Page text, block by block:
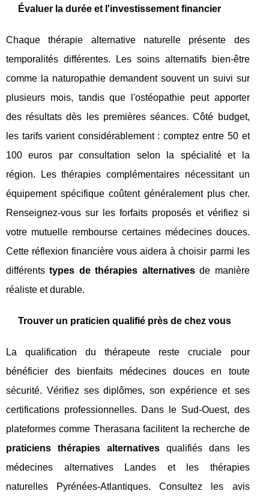
Évaluer la durée et l'investissement financier
Chaque thérapie alternative naturelle présente des
temporalités différentes. Les soins alternatifs bien-être
comme la naturopathie demandent souvent un suivi sur
plusieurs mois, tandis que l'ostéopathie peut apporter
des résultats dès les premières séances. Côté budget,
les tarifs varient considérablement : comptez entre 50 et
100 euros par consultation selon la spécialité et la
région. Les thérapies complémentaires nécessitant un
équipement spécifique coûtent généralement plus cher.
Renseignez-vous sur les forfaits proposés et vérifiez si
votre mutuelle rembourse certaines médecines douces.
Cette réflexion financière vous aidera à choisir parmi les
différentstypes de thérapies alternativesde manière
réaliste et durable.
Trouver un praticien qualifié près de chez vous
La qualification du thérapeute reste cruciale pour
bénéficier des bienfaits médecines douces en toute
sécurité. Vérifiez ses diplômes, son expérience et ses
certifications professionnelles. Dans le Sud-Ouest, des
plateformes comme Therasana facilitent la recherche de
praticiens thérapies alternatives qualifiés dans les
médecines alternatives Landes et les thérapies
naturelles Pyrénées-Atlantiques. Consultez les avis